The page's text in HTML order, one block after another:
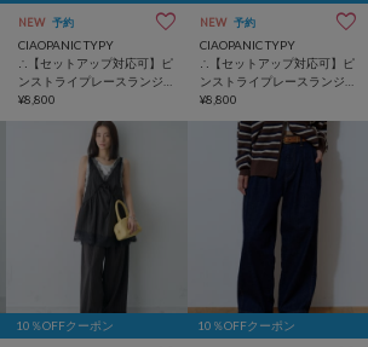
NEW 予約
CIAOPANIC TYPY
∴【セットアップ対応可】ピ
ンストライプレースランジ
ェリーチュニック
¥8,800
NEW 予約
CIAOPANIC TYPY
∴【セットアップ対応可】ピ
ンストライプレースランジ
ェリーチュニック
¥8,800
10％OFFクーポン 10％OFFクーポン